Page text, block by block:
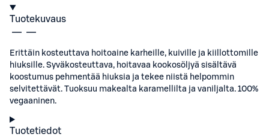
Tuotekuvaus
Erittäin kosteuttava hoitoaine karheille, kuiville ja kiillottomille
hiuksille. Syväkosteuttava, hoitavaa kookosöljyä sisältävä
koostumus pehmentää hiuksia ja tekee niistä helpommin
selvitettävät. Tuoksuu makealta karamellilta ja vaniljalta. 100%
vegaaninen.
Tuotetiedot